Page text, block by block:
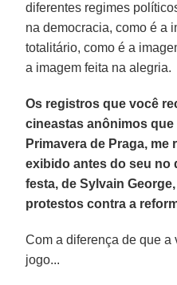
diferentes regimes
na democracia, como é a
totalitário, como é a
a imagem feita na alegria.
Os registros que você
cineastas anônimos
Primavera de Praga, me
exibido antes do seu no
festa, de Sylvain
protestos contra a
Com a diferença de que
jogo...